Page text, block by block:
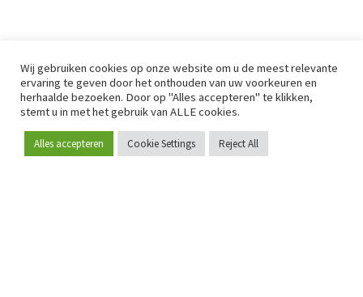
Word lid
Wij gebruiken cookies op onze website om u de meest relevante
ervaring te geven door het onthouden van uw voorkeuren en
herhaalde bezoeken. Door op "Alles accepteren" te klikken,
stemt u in met het gebruik van ALLE cookies.
Alles accepteren Cookie Settings Reject All